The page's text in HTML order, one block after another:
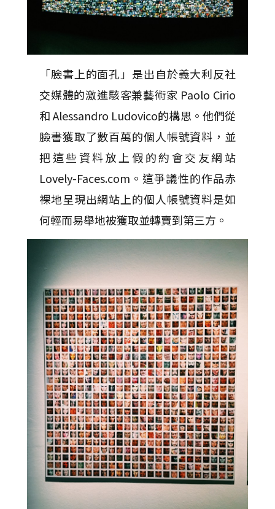
「臉書上的面孔」是出自於義大利反社
交媒體的激進駭客兼藝術家 Paolo Cirio
和 Alessandro Ludovico的構思。他們從
臉書獲取了數百萬的個人帳號資料，並
把這些資料放上假的約會交友網站
Lovely-Faces.com。這爭議性的作品赤
裸地呈現出網站上的個人帳號資料是如
何輕而易舉地被獲取並轉賣到第三方。